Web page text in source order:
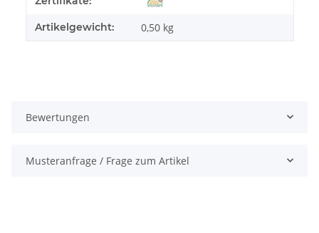
Artikelgewicht: 0,50 kg
Bewertungen
Musteranfrage / Frage zum Artikel